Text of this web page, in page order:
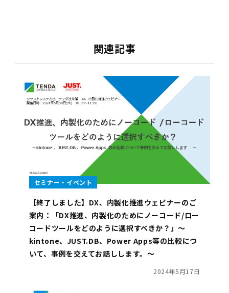
関連記事
セミナー・イベント
【終了しました】DX、内製化推進ウェビナーのご
案内：「DX推進、内製化のためにノーコード/ロー
コードツールをどのように選択すべきか？」～
kintone、JUST.DB、Power Apps等の比較につ
いて、事例を交えてお話しします。～
2024年5月17日